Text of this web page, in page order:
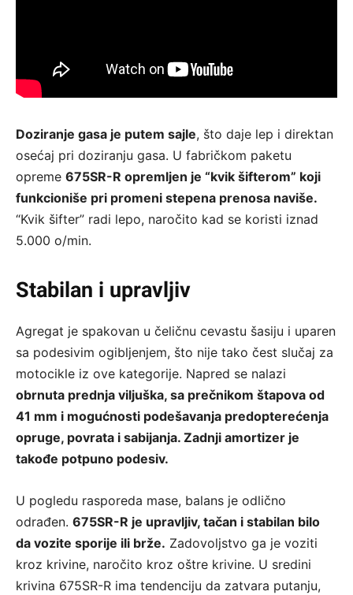
Doziranje gasa je putem sajle, što daje lep i direktan
osećaj pri doziranju gasa. U fabričkom paketu
opreme 675SR-R opremljen je “kvik šifterom” koji
funkcioniše pri promeni stepena prenosa naviše.
“Kvik šifter” radi lepo, naročito kad se koristi iznad
5.000 o/min.
Stabilan i upravljiv
Agregat je spakovan u čeličnu cevastu šasiju i uparen
sa podesivim ogibljenjem, što nije tako čest slučaj za
motocikle iz ove kategorije. Napred se nalazi
obrnuta prednja viljuška, sa prečnikom štapova od
41 mm i mogućnosti podešavanja predopterećenja
opruge, povrata i sabijanja. Zadnji amortizer je
takođe potpuno podesiv.
U pogledu rasporeda mase, balans je odlično
odrađen. 675SR-R je upravljiv, tačan i stabilan bilo
da vozite sporije ili brže. Zadovoljstvo ga je voziti
kroz krivine, naročito kroz oštre krivine. U sredini
krivina 675SR-R ima tendenciju da zatvara putanju,